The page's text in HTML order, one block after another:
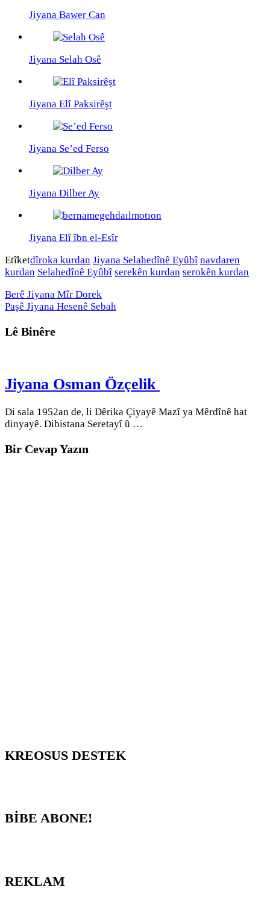
Jiyana Bawer Can
Jiyana Selah Osê
Jiyana Elî Paksirêşt
Jiyana Se’ed Ferso
Jiyana Dilber Ay
Jiyana Elî îbn el-Esîr
Etîketdîroka kurdan Jiyana Selahedînê Eyûbî navdaren
kurdan Selahedînê Eyûbî serekên kurdan serokên kurdan
Berê Jiyana Mîr Dorek
Paşê Jiyana Hesenê Sebah
Lê Binêre
Jiyana Osman Özçelik
Di sala 1952an de, li Dêrika Çiyayê Mazî ya Mêrdînê hat
dinyayê. Dibistana Seretayî û …
Bir Cevap Yazın
KREOSUS DESTEK
BİBE ABONE!
REKLAM